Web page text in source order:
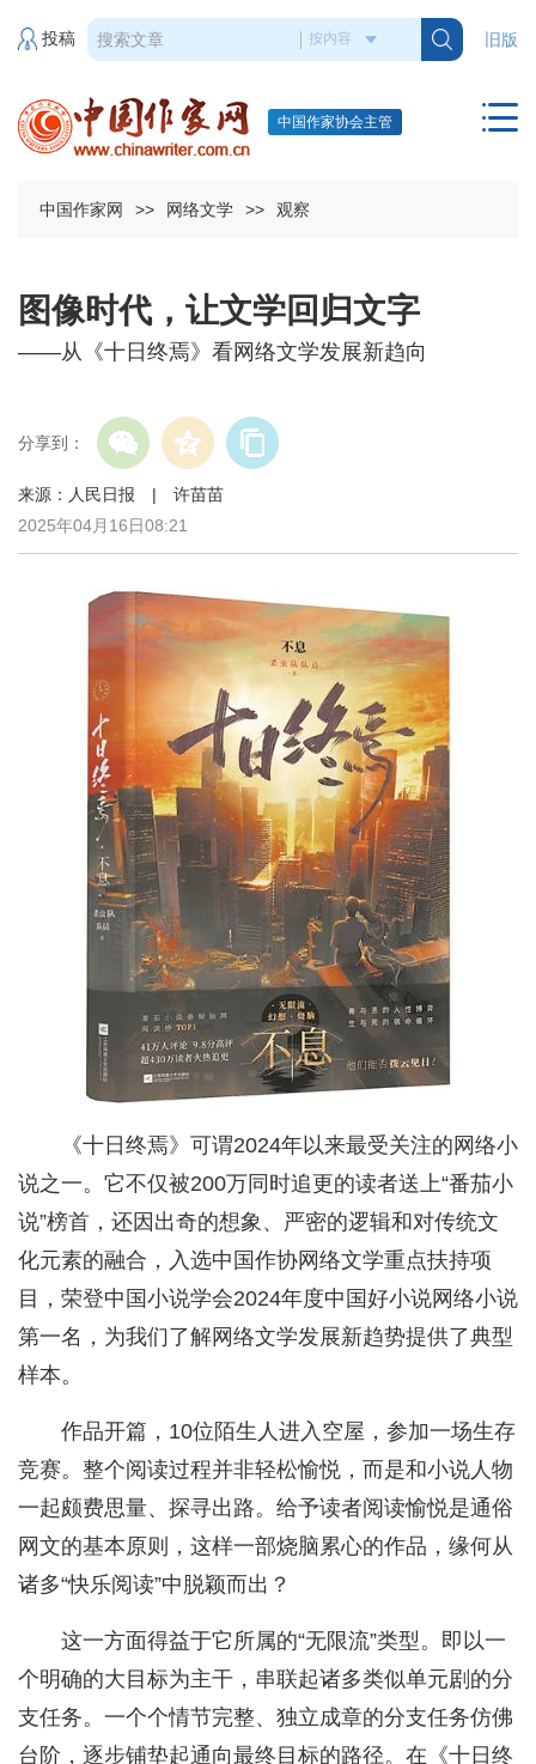
旧版
投稿
中国作家协会主管
中国作家网 >> 网络文学 >> 观察
图像时代，让文学回归文字
——从《十日终焉》看网络文学发展新趋向
分享到：
来源：人民日报 | 许苗苗
2025年04月16日08:21
《十日终焉》可谓2024年以来最受关注的网络小
说之一。它不仅被200万同时追更的读者送上“番茄小
说”榜首，还因出奇的想象、严密的逻辑和对传统文
化元素的融合，入选中国作协网络文学重点扶持项
目，荣登中国小说学会2024年度中国好小说网络小说
第一名，为我们了解网络文学发展新趋势提供了典型
样本。
作品开篇，10位陌生人进入空屋，参加一场生存
竞赛。整个阅读过程并非轻松愉悦，而是和小说人物
一起颇费思量、探寻出路。给予读者阅读愉悦是通俗
网文的基本原则，这样一部烧脑累心的作品，缘何从
诸多“快乐阅读”中脱颖而出？
这一方面得益于它所属的“无限流”类型。即以一
个明确的大目标为主干，串联起诸多类似单元剧的分
支任务。一个个情节完整、独立成章的分支任务仿佛
台阶，逐步铺垫起通向最终目标的路径。在《十日终